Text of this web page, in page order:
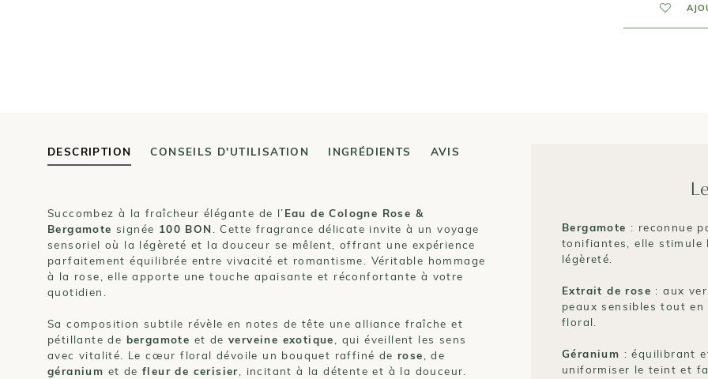
DESCRIPTION CONSEILS D'UTILISATION INGRÉDIENTS AVIS
Succombez à la fraîcheur élégante de l’Eau de Cologne Rose &
Bergamote signée 100 BON
. Cette fragrance délicate invite à un voyage
sensoriel où la légèreté et la douceur se mêlent, offrant une expérience
parfaitement équilibrée entre vivacité et romantisme. Véritable hommage
à la rose, elle apporte une touche apaisante et réconfortante à votre
quotidien.
Sa composition subtile révèle en notes de tête une alliance fraîche et
pétillante de bergamote et deverveine exotique
, qui éveillent les sens
avec vitalité. Le cœur floral dévoile un bouquet raffiné de rose , de
géranium et defleur de cerisier , incitant à la détente et à la douceur.
Bergamote : reconnue
tonifiantes, elle stimule
légèreté.
Extrait de rose : aux
peaux sensibles tout
floral.
Géranium : équilibrant
uniformiser le teint et